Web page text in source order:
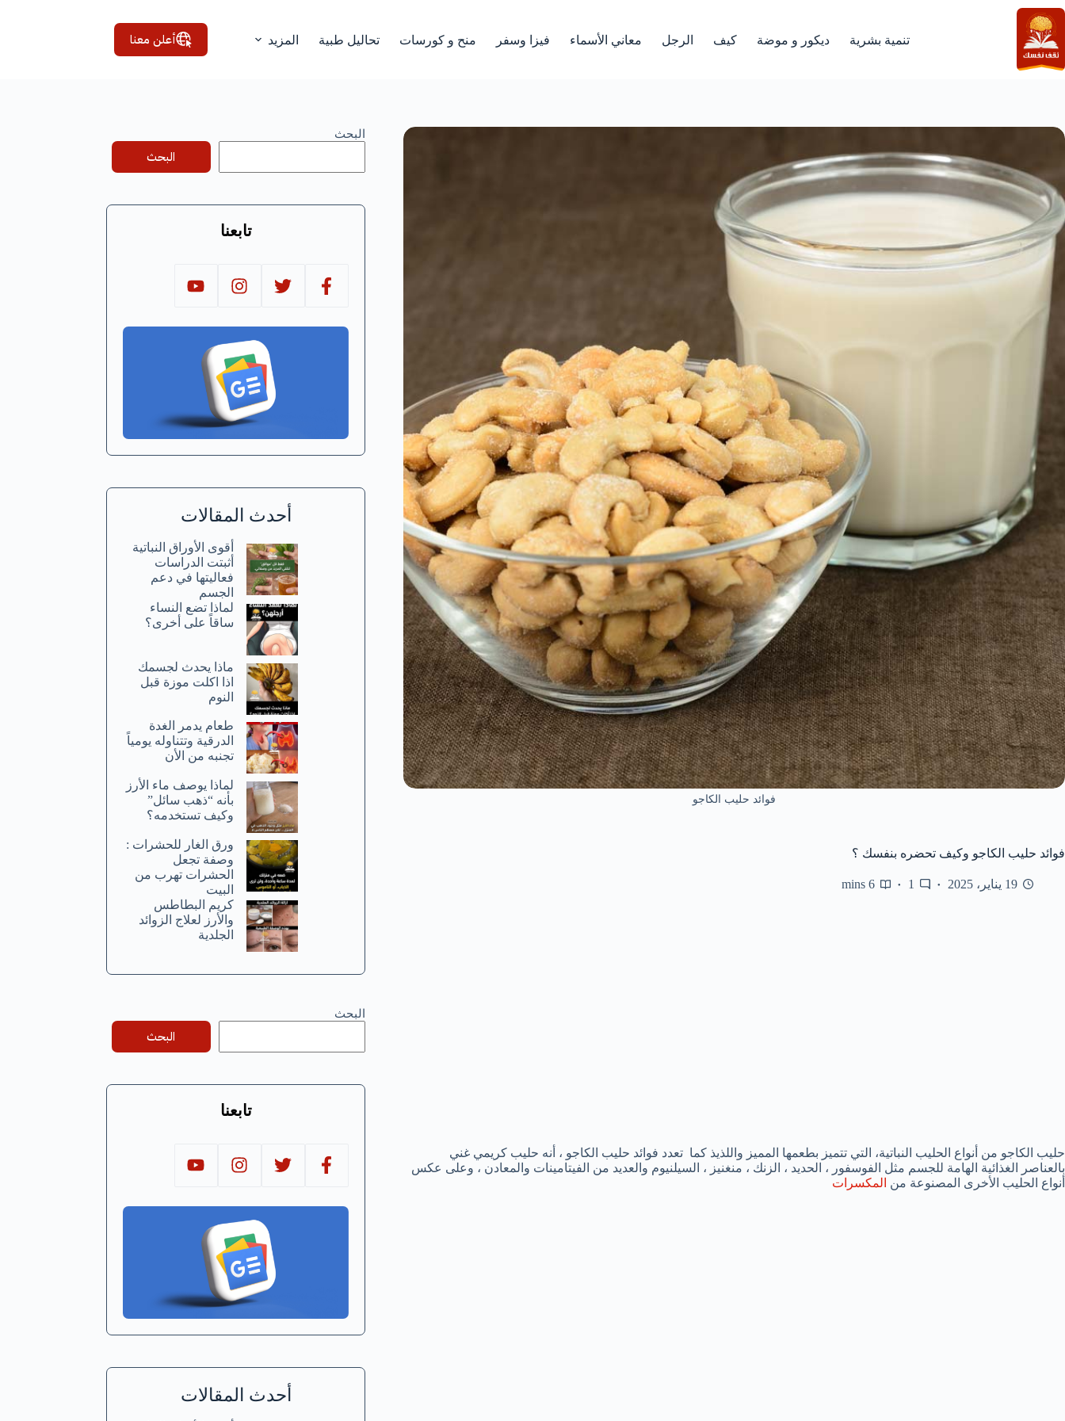
التجاوز
إلى
المحتوى
تنمية بشرية ديكور و موضة كيف الرجل معاني الأسماء فيزا وسفر منح و كورسات تحاليل طبية المزيد أعلن معنا
فوائد حليب الكاجو
فوائد حليب الكاجو وكيف تحضره بنفسك ؟
19 يناير، 2025 1
6 mins
حليب الكاجو من أنواع الحليب النباتية، التي تتميز بطعمها المميز واللذيذ كما تعدد فوائد حليب الكاجو ، أنه حليب كريمي غني
بالعناصر الغذائية الهامة للجسم مثل الفوسفور ، الحديد ، الزنك ، منغنيز ، السيلنيوم والعديد من الفيتامينات والمعادن ، وعلى عكس
أنواع الحليب الأخرى المصنوعة من المكسرات
البحث
البحث
تابعنا
أحدث المقالات
أقوى الأوراق النباتية
أثبتت الدراسات
فعاليتها في دعم
الجسم
لماذا تضع النساء
ساقاً على أخرى؟
ماذا يحدث لجسمك
اذا اكلت موزة قبل
النوم
طعام يدمر الغدة
الدرقية وتتناوله يومياً
تجنبه من الأن
لماذا يوصف ماء الأرز
بأنه “ذهب سائل”
وكيف تستخدمه؟
ورق الغار للحشرات :
وصفة تجعل
الحشرات تهرب من
البيت
كريم البطاطس
والأرز لعلاج الزوائد
الجلدية
البحث
البحث
تابعنا
أحدث المقالات